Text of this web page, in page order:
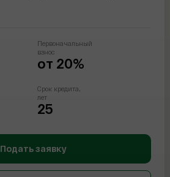
Первоначальный
взнос
от 20%
Срок кредита,
лет
25
Подать заявку